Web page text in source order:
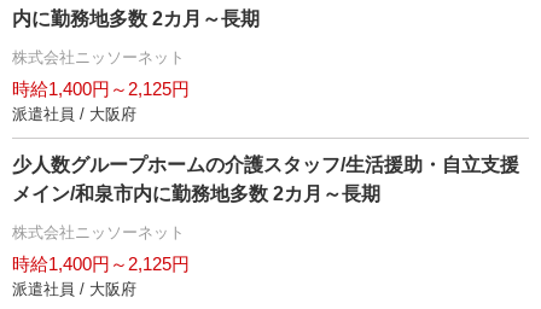
内に勤務地多数 2カ月～長期
株式会社ニッソーネット
時給1,400円～2,125円
派遣社員 / 大阪府
少人数グループホームの介護スタッフ/生活援助・自立支援
メイン/和泉市内に勤務地多数 2カ月～長期
株式会社ニッソーネット
時給1,400円～2,125円
派遣社員 / 大阪府